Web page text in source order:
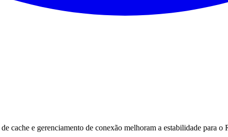
e gerenciamento de conexão melhoram a estabilidade para o